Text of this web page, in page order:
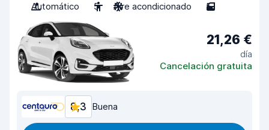
Automático
5 Aire acondicionado 5
21,26 €
día
Cancelación gratuita
8,3 Buena